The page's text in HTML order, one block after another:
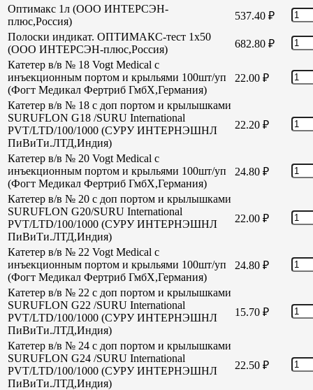
Оптимакс 1л (ООО ИНТЕРСЭН-
плюс,Россия)
537.40 ₽
Полоски индикат. ОПТИМАКС-тест 1х50
(ООО ИНТЕРСЭН-плюс,Россия)
682.80 ₽
Катетер в/в № 18 Vogt Medical с
инъекционным портом и крыльями 100шт/уп
(Фогт Медикал Фертриб ГмбХ,Германия)
22.00 ₽
Катетер в/в № 18 с доп портом и крылышками
SURUFLON G18 /SURU International
PVT/LTD/100/1000 (СУРУ ИНТЕРНЭШНЛ
ПиВиТи.ЛТД,Индия)
22.20 ₽
Катетер в/в № 20 Vogt Medical с
инъекционным портом и крыльями 100шт/уп
(Фогт Медикал Фертриб ГмбХ,Германия)
24.80 ₽
Катетер в/в № 20 с доп портом и крылышками
SURUFLON G20/SURU International
PVT/LTD/100/1000 (СУРУ ИНТЕРНЭШНЛ
ПиВиТи.ЛТД,Индия)
22.00 ₽
Катетер в/в № 22 Vogt Medical с
инъекционным портом и крыльями 100шт/уп
(Фогт Медикал Фертриб ГмбХ,Германия)
24.80 ₽
Катетер в/в № 22 с доп портом и крылышками
SURUFLON G22 /SURU International
PVT/LTD/100/1000 (СУРУ ИНТЕРНЭШНЛ
ПиВиТи.ЛТД,Индия)
15.70 ₽
Катетер в/в № 24 с доп портом и крылышками
SURUFLON G24 /SURU International
PVT/LTD/100/1000 (СУРУ ИНТЕРНЭШНЛ
ПиВиТи.ЛТД,Индия)
22.50 ₽